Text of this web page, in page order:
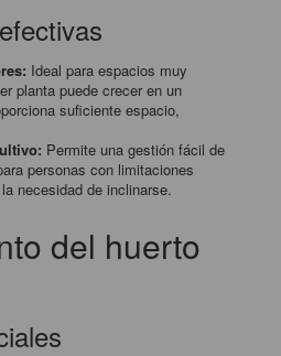
Ideal para espacios muy
planta puede crecer en un
suficiente espacio,
Permite una gestión fácil de
personas con limitaciones
necesidad de inclinarse.
del huerto